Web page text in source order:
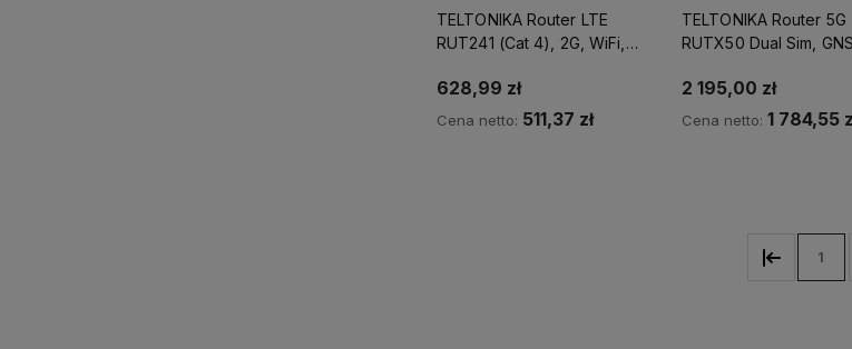
TELTONIKA Router LTE
RUT241 (Cat 4), 2G, WiFi,
DYSTRYBUCJA /
628,99 zł
Cena netto: 511,37 zł
TELTONIKA Router 5G
RUTX50 Dual Sim,
2 195,00 zł
Cena netto: 1 784,55
1